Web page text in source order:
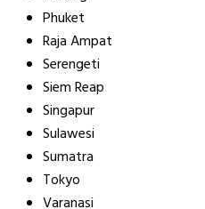
Phuket
Raja Ampat
Serengeti
Siem Reap
Singapur
Sulawesi
Sumatra
Tokyo
Varanasi